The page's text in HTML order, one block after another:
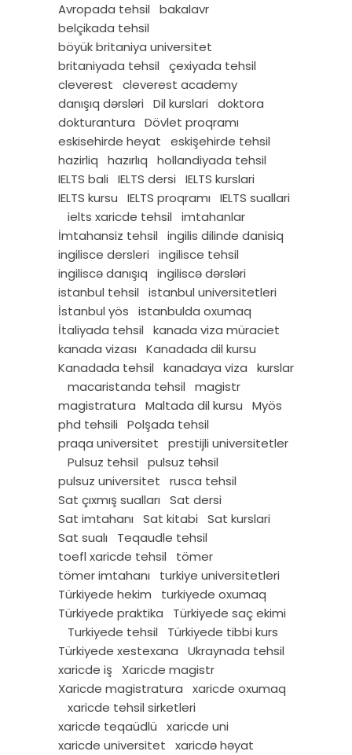
Avropada tehsil
bakalavr
belçikada tehsil
böyük britaniya universitet
britaniyada tehsil
çexiyada tehsil
cleverest
cleverest academy
danışıq dərsləri
Dil kurslari
doktora
dokturantura
Dövlet proqramı
eskisehirde heyat
eskişehirde tehsil
hazirliq
hazırlıq
hollandiyada tehsil
IELTS bali
IELTS dersi
IELTS kurslari
IELTS kursu
IELTS proqramı
IELTS suallari
ielts xaricde tehsil
imtahanlar
İmtahansiz tehsil
ingilis dilinde danisiq
ingilisce dersleri
ingilisce tehsil
ingiliscə danışıq
ingiliscə dərsləri
istanbul tehsil
istanbul universitetleri
İstanbul yös
istanbulda oxumaq
İtaliyada tehsil
kanada viza müraciet
kanada vizası
Kanadada dil kursu
Kanadada tehsil
kanadaya viza
kurslar
macaristanda tehsil
magistr
magistratura
Maltada dil kursu
Myös
phd tehsili
Polşada tehsil
praqa universitet
prestijli universitetler
Pulsuz tehsil
pulsuz təhsil
pulsuz universitet
rusca tehsil
Sat çıxmış sualları
Sat dersi
Sat imtahanı
Sat kitabi
Sat kurslari
Sat sualı
Teqaudle tehsil
toefl xaricde tehsil
tömer
tömer imtahanı
turkiye universitetleri
Türkiyede hekim
turkiyede oxumaq
Türkiyede praktika
Türkiyede saç ekimi
Turkiyede tehsil
Türkiyede tibbi kurs
Türkiyede xestexana
Ukraynada tehsil
xaricde iş
Xaricde magistr
Xaricde magistratura
xaricde oxumaq
xaricde tehsil sirketleri
xaricde teqaüdlü
xaricde uni
xaricde universitet
xaricdə həyat